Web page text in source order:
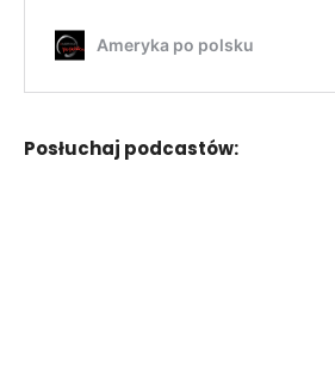
Posłuchaj podcastów: